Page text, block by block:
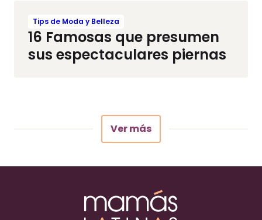
Tips de Moda y Belleza
16 Famosas que presumen
sus espectaculares piernas
Ver más